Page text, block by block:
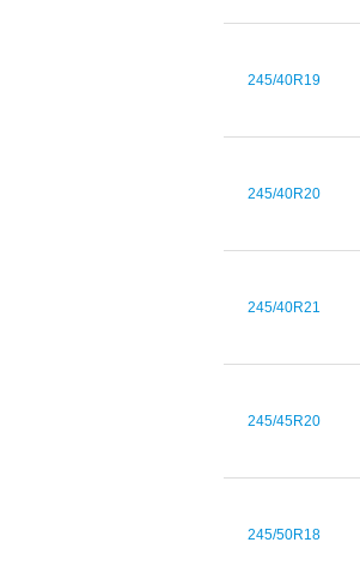
245/40R19
245/40R20
245/40R21
245/45R20
245/50R18